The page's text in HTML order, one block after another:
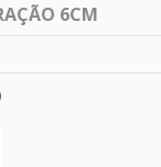
6CM